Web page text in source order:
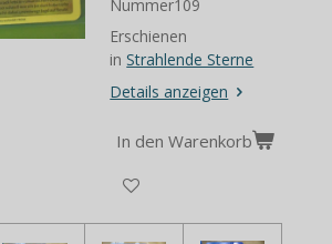
Nummer109
Erschienen
inStrahlende Sterne
Details anzeigen
In den Warenkorb